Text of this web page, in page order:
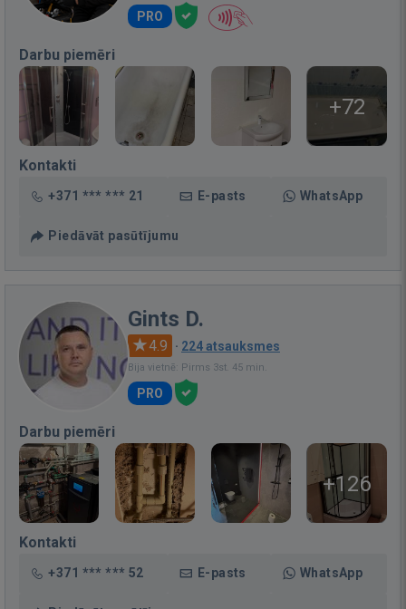
PRO
Darbu piemēri
+72
Kontakti
+371 *** *** 21 E-pasts WhatsApp
Piedāvāt pasūtījumu
Gints D.
4.9 · 224 atsauksmes
Bija vietnē: Pirms 3st. 45 min.
PRO
Darbu piemēri
+126
Kontakti
+371 *** *** 52 E-pasts WhatsApp